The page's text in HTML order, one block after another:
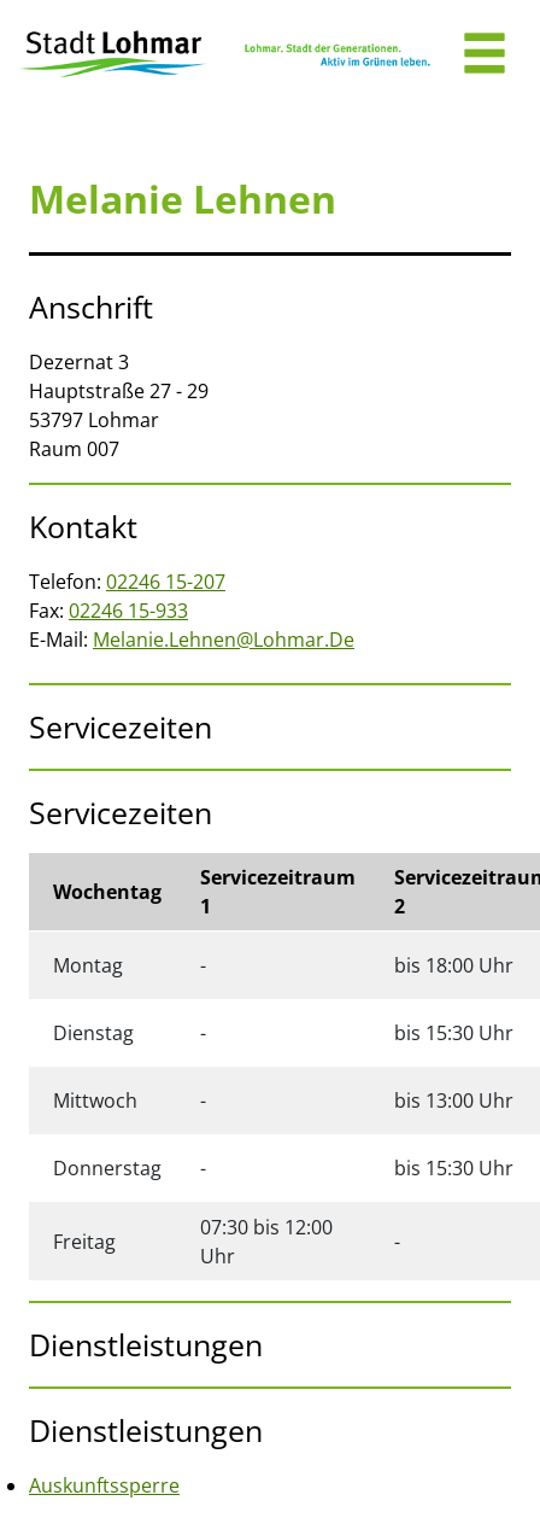
Melanie Lehnen
Anschrift
Dezernat 3
Hauptstraße27 - 29
53797 Lohmar
Raum 007
Kontakt
Telefon: 02246 15-207
Fax: 02246 15-933
E-Mail: Melanie.lehnen@lohmar.de
Servicezeiten
Servicezeiten
Wochentag
Servicezeitraum
1
2
Montag Keine angabe
- bis 18:00 Uhr
Dienstag Keine angabe
- bis 15:30 Uhr
Mittwoch Keine angabe
- bis 13:00 Uhr
Donnerstag Keine angabe
- bis 15:30 Uhr
Freitag
07:30 bis 12:00
Uhr
Keine angabe
-
Dienstleistungen
Dienstleistungen
Auskunftssperre